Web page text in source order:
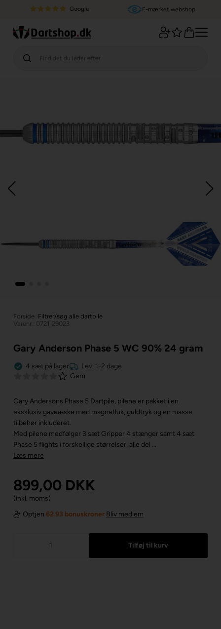
Google E-mærket webshop
Forside Filtrer/søg alle dartpile
Varenr.: 0721-29023
Gary Anderson Phase 5 WC 90% 24 gram
4 sæt på lager
Lev. 1-2 dage
Gem
Gary Andersons Phase 5 Dartpile, pilene er pakket i en
eksklusiv gaveæske med magnetluk, guldtryk og en masse
tilbehør inkluderet.
Med pilene medfølger 3 sæt Gripper 4 stænger samt 4 sæt
Phase 5 flights i forskellige størrelser, alle del ...
Læs mere
899,00 DKK
(inkl. moms)
Optjen 62.93 bonuskroner Bliv medlem